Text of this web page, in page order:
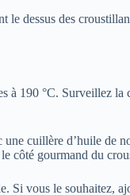
le dessus des
à 190 °C. Surveillez
une cuillère d’huile de
côté gourmand du
Si vous le souhaitez,